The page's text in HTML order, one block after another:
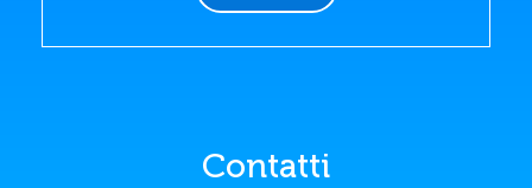
Contatti